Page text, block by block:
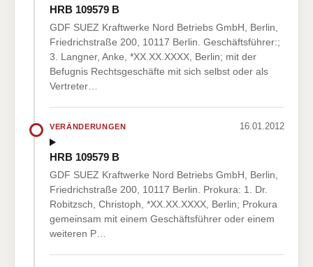
HRB 109579 B
GDF SUEZ Kraftwerke Nord Betriebs GmbH, Berlin,
Friedrichstraße 200, 10117 Berlin. Geschäftsführer:;
3. Langner, Anke, *XX.XX.XXXX, Berlin; mit der
Befugnis Rechtsgeschäfte mit sich selbst oder als
Vertreter…
VERÄNDERUNGEN 16.01.2012
HRB 109579 B
GDF SUEZ Kraftwerke Nord Betriebs GmbH, Berlin,
Friedrichstraße 200, 10117 Berlin. Prokura: 1. Dr.
Robitzsch, Christoph, *XX.XX.XXXX, Berlin; Prokura
gemeinsam mit einem Geschäftsführer oder einem
weiteren P…